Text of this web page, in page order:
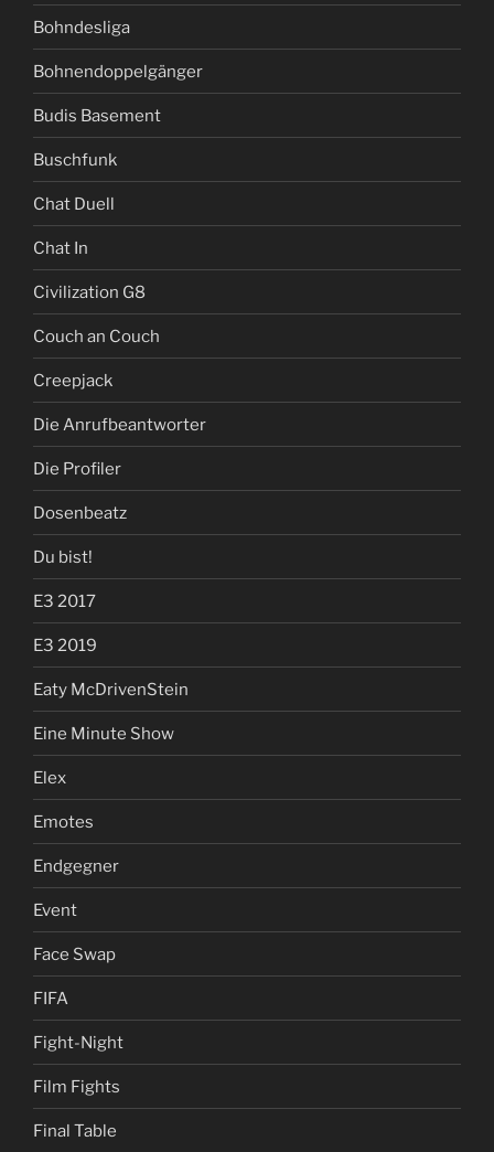
Bohndesliga
Bohnendoppelgänger
Budis Basement
Buschfunk
Chat Duell
Chat In
Civilization G8
Couch an Couch
Creepjack
Die Anrufbeantworter
Die Profiler
Dosenbeatz
Du bist!
E3 2017
E3 2019
Eaty McDrivenStein
Eine Minute Show
Elex
Emotes
Endgegner
Event
Face Swap
FIFA
Fight-Night
Film Fights
Final Table